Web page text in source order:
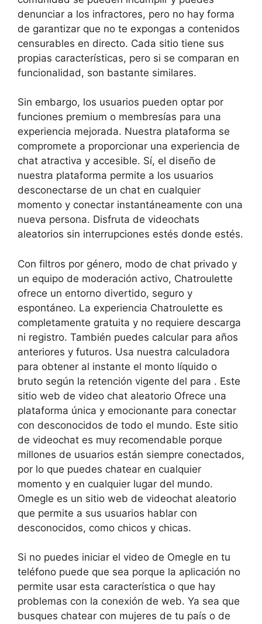
denunciar a los infractores, pero no hay forma
de garantizar que no te expongas a contenidos
censurables en directo. Cada sitio tiene sus
propias características, pero si se comparan en
funcionalidad, son bastante similares.
Sin embargo, los usuarios pueden optar por
funciones premium o membresías para una
experiencia mejorada. Nuestra plataforma se
compromete a proporcionar una experiencia de
chat atractiva y accesible. Sí, el diseño de
nuestra plataforma permite a los usuarios
desconectarse de un chat en cualquier
momento y conectar instantáneamente con una
nueva persona. Disfruta de videochats
aleatorios sin interrupciones estés donde estés.
Con filtros por género, modo de chat privado y
un equipo de moderación activo, Chatroulette
ofrece un entorno divertido, seguro y
espontáneo. La experiencia Chatroulette es
completamente gratuita y no requiere descarga
ni registro. También puedes calcular para años
anteriores y futuros. Usa nuestra calculadora
para obtener al instante el monto líquido o
bruto según la retención vigente del para . Este
sitio web de video chat aleatorio Ofrece una
plataforma única y emocionante para conectar
con desconocidos de todo el mundo. Este sitio
de videochat es muy recomendable porque
millones de usuarios están siempre conectados,
por lo que puedes chatear en cualquier
momento y en cualquier lugar del mundo.
Omegle es un sitio web de videochat aleatorio
que permite a sus usuarios hablar con
desconocidos, como chicos y chicas.
Si no puedes iniciar el video de Omegle en tu
teléfono puede que sea porque la aplicación no
permite usar esta característica o que hay
problemas con la conexión de web. Ya sea que
busques chatear con mujeres de tu país o de